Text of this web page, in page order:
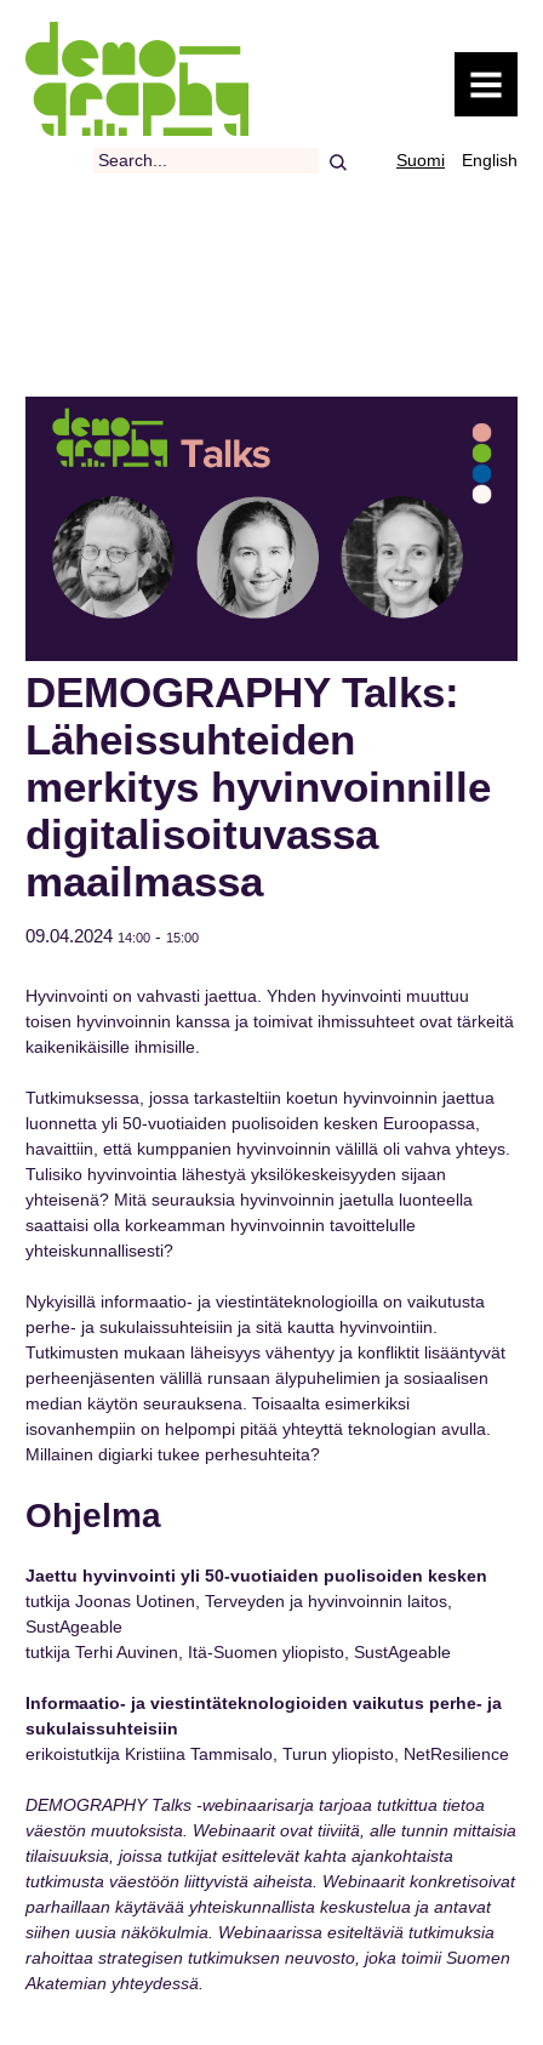
MENU
Search Suomi English
DEMOGRAPHY Talks:
Läheissuhteiden
merkitys hyvinvoinnille
digitalisoituvassa
maailmassa
09.04.2024 14:00 - 15:00
Hyvinvointi on vahvasti jaettua. Yhden hyvinvointi muuttuu
toisen hyvinvoinnin kanssa ja toimivat ihmissuhteet ovat tärkeitä
kaikenikäisille ihmisille.
Tutkimuksessa, jossa tarkasteltiin koetun hyvinvoinnin jaettua
luonnetta yli 50-vuotiaiden puolisoiden kesken Euroopassa,
havaittiin, että kumppanien hyvinvoinnin välillä oli vahva yhteys.
Tulisiko hyvinvointia lähestyä yksilökeskeisyyden sijaan
yhteisenä? Mitä seurauksia hyvinvoinnin jaetulla luonteella
saattaisi olla korkeamman hyvinvoinnin tavoittelulle
yhteiskunnallisesti?
Nykyisillä informaatio- ja viestintäteknologioilla on vaikutusta
perhe- ja sukulaissuhteisiin ja sitä kautta hyvinvointiin.
Tutkimusten mukaan läheisyys vähentyy ja konfliktit lisääntyvät
perheenjäsenten välillä runsaan älypuhelimien ja sosiaalisen
median käytön seurauksena. Toisaalta esimerkiksi
isovanhempiin on helpompi pitää yhteyttä teknologian avulla.
Millainen digiarki tukee perhesuhteita?
Ohjelma
Jaettu hyvinvointi yli 50-vuotiaiden puolisoiden kesken
tutkija Joonas Uotinen, Terveyden ja hyvinvoinnin laitos,
SustAgeable
tutkija Terhi Auvinen, Itä-Suomen yliopisto, SustAgeable
Informaatio- ja viestintäteknologioiden vaikutus perhe- ja
sukulaissuhteisiin
erikoistutkija Kristiina Tammisalo, Turun yliopisto, NetResilience
DEMOGRAPHY Talks -webinaarisarja tarjoaa tutkittua tietoa
väestön muutoksista. Webinaarit ovat tiiviitä, alle tunnin mittaisia
tilaisuuksia, joissa tutkijat esittelevät kahta ajankohtaista
tutkimusta väestöön liittyvistä aiheista. Webinaarit konkretisoivat
parhaillaan käytävää yhteiskunnallista keskustelua ja antavat
siihen uusia näkökulmia. Webinaarissa esiteltäviä tutkimuksia
rahoittaa strategisen tutkimuksen neuvosto, joka toimii Suomen
Akatemian yhteydessä.